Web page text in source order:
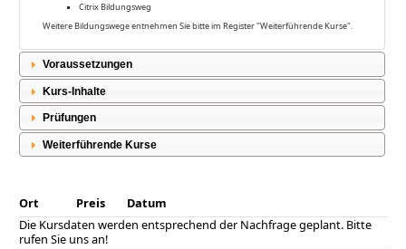
Citrix Bildungsweg
Weitere Bildungswege entnehmen Sie bitte im Register "Weiterführende Kurse".
Voraussetzungen
Kurs-Inhalte
Prüfungen
Weiterführende Kurse
Ort Preis
Datum
Die Kursdaten werden entsprechend der Nachfrage geplant. Bitte
rufen Sie uns an!